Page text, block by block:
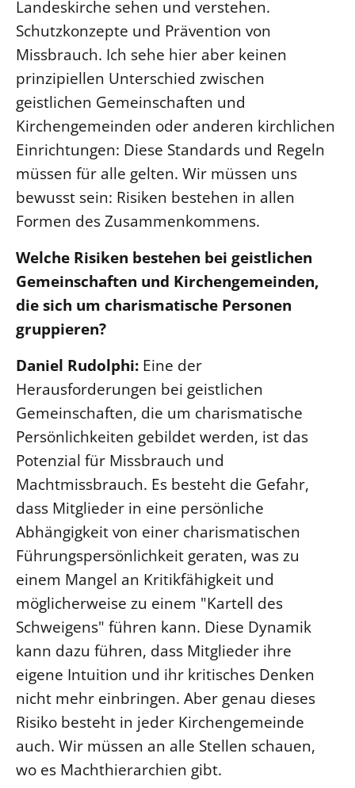
Landeskirche sehen und verstehen.
Schutzkonzepte und Prävention von
Missbrauch. Ich sehe hier aber keinen
prinzipiellen Unterschied zwischen
geistlichen Gemeinschaften und
Kirchengemeinden oder anderen kirchlichen
Einrichtungen: Diese Standards und Regeln
müssen für alle gelten. Wir müssen uns
bewusst sein: Risiken bestehen in allen
Formen des Zusammenkommens.
Welche Risiken bestehen bei geistlichen
Gemeinschaften und Kirchengemeinden,
die sich um charismatische Personen
gruppieren?
Daniel Rudolphi: Eine der
Herausforderungen bei geistlichen
Gemeinschaften, die um charismatische
Persönlichkeiten gebildet werden, ist das
Potenzial für Missbrauch und
Machtmissbrauch. Es besteht die Gefahr,
dass Mitglieder in eine persönliche
Abhängigkeit von einer charismatischen
Führungspersönlichkeit geraten, was zu
einem Mangel an Kritikfähigkeit und
möglicherweise zu einem "Kartell des
Schweigens" führen kann. Diese Dynamik
kann dazu führen, dass Mitglieder ihre
eigene Intuition und ihr kritisches Denken
nicht mehr einbringen. Aber genau dieses
Risiko besteht in jeder Kirchengemeinde
auch. Wir müssen an alle Stellen schauen,
wo es Machthierarchien gibt.